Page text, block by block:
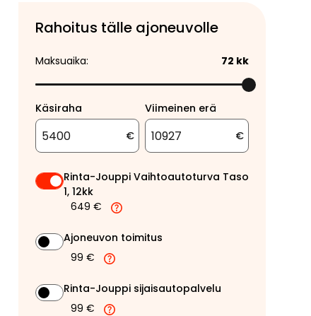
Rahoitus tälle ajoneuvolle
Maksuaika: 72 kk
Käsiraha
€
Viimeinen erä
€
Rinta-Jouppi Vaihtoautoturva Taso
1, 12kk
649 €
Ajoneuvon toimitus
99 €
Rinta-Jouppi sijaisautopalvelu
99 €